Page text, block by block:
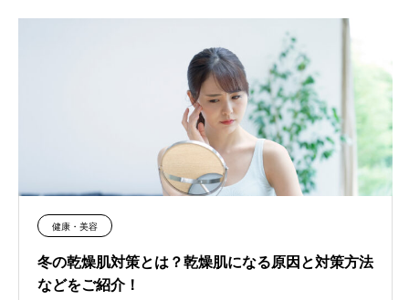
健康・美容
冬の乾燥肌対策とは？乾燥肌になる原因と対策方法
などをご紹介！